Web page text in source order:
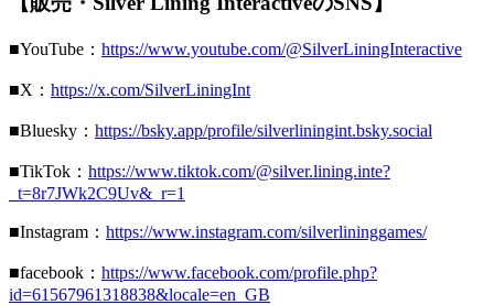
■YouTube： https://www.youtube.com/@SilverLiningInteractive
■X： https://x.com/SilverLiningInt
■Bluesky： https://bsky.app/profile/silverliningint.bsky.social
■TikTok： https://www.tiktok.com/@silver.lining.inte?
_t=8r7JWk2C9Uv&_r=1
■Instagram： https://www.instagram.com/silverlininggames/
■facebook： https://www.facebook.com/profile.php?
id=61567961318838&locale=en_GB